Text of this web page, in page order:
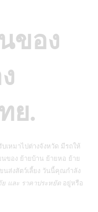
ของ
ย.
บเหมาไปต่างจังหวัด มีรถให้
ของ ย้ายบ้าน ย้ายหอ ย้าย
ส่งสัตว์เลี้ยง วันนี้คุณกำลัง
และ ราคาประหยัด อยู่หรือ